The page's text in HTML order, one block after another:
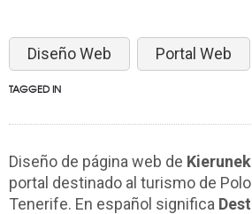
Diseño Web Portal Web
TAGGED IN
Diseño de página web de
portal destinado al turismo de
Tenerife. En español significa